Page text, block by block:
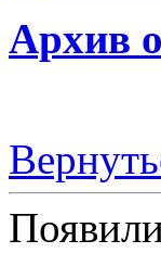
Архив